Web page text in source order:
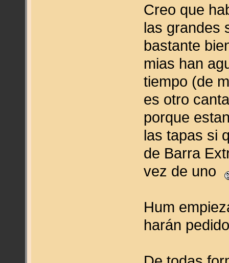
Creo que
las grandes
bastante
mias han
tiempo (de
es otro
porque
las tapas si
de Barra
vez de uno
Hum
harán